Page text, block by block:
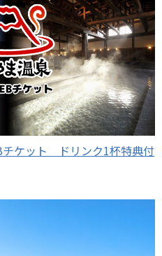
チケット ドリンク1杯特典付